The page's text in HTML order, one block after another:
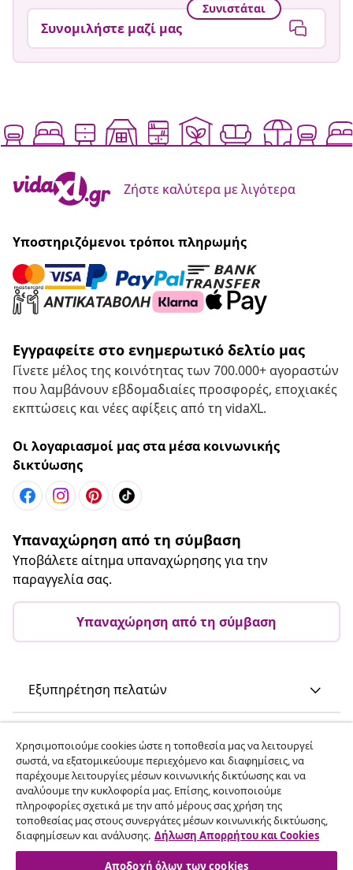
Συνιστάται
Συνομιλήστε μαζί μας
Ζήστε καλύτερα με λιγότερα
Υποστηριζόμενοι τρόποι πληρωμής
Εγγραφείτε στο ενημερωτικό δελτίο μας
Γίνετε μέλος της κοινότητας των 700.000+ αγοραστών
που λαμβάνουν εβδομαδιαίες προσφορές, εποχιακές
εκπτώσεις και νέες αφίξεις από τη vidaXL.
Οι λογαριασμοί μας στα μέσα κοινωνικής
δικτύωσης
Υπαναχώρηση από τη σύμβαση
Υποβάλετε αίτημα υπαναχώρησης για την
παραγγελία σας.
Υπαναχώρηση από τη σύμβαση
Εξυπηρέτηση πελατών
vidaXL
Ανακαλύψτε περισσότερα
Χρησιμοποιούμε cookies ώστε η τοποθεσία μας να λειτουργεί
σωστά, να εξατομικεύουμε περιεχόμενο και διαφημίσεις, να
παρέχουμε λειτουργίες μέσων κοινωνικής δικτύωσης και να
αναλύουμε την κυκλοφορία μας. Επίσης, κοινοποιούμε
πληροφορίες σχετικά με την από μέρους σας χρήση της
τοποθεσίας μας στους συνεργάτες μέσων κοινωνικής δικτύωσης,
διαφημίσεων και ανάλυσης. Δήλωση Απορρήτου και Cookies
Αποδοχή όλων των cookies